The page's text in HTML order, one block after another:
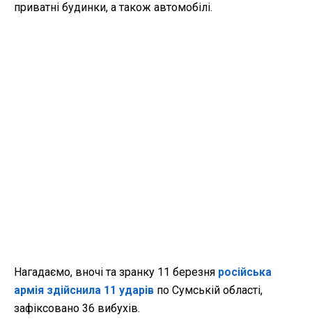
приватні будинки, а також автомобілі.
Нагадаємо, вночі та зранку 11 березня російська
армія здійснила 11 ударів по Сумській області,
зафіксовано 36 вибухів.